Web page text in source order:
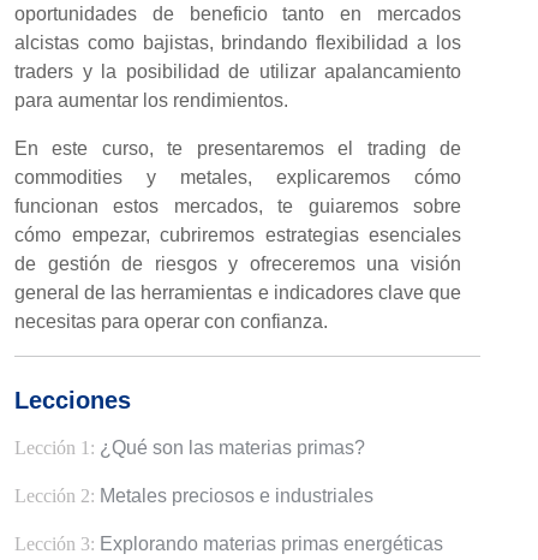
oportunidades de beneficio tanto en mercados
alcistas como bajistas, brindando flexibilidad a los
traders y la posibilidad de utilizar apalancamiento
para aumentar los rendimientos.
En este curso, te presentaremos el trading de
commodities y metales, explicaremos cómo
funcionan estos mercados, te guiaremos sobre
cómo empezar, cubriremos estrategias esenciales
de gestión de riesgos y ofreceremos una visión
general de las herramientas e indicadores clave que
necesitas para operar con confianza.
Lecciones
Lección 1: ¿Qué son las materias primas?
Lección 2: Metales preciosos e industriales
Lección 3: Explorando materias primas energéticas